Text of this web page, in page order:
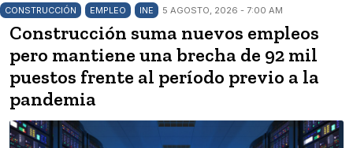
CONSTRUCCIÓN
EMPLEO INE 5 AGOSTO, 2026 - 7:00 AM
Construcción suma nuevos empleos
pero mantiene una brecha de 92 mil
puestos frente al período previo a la
pandemia